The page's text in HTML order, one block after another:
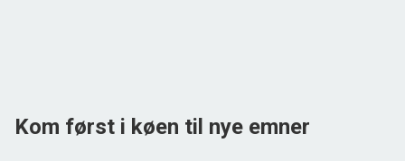
Kom først i køen til nye emner